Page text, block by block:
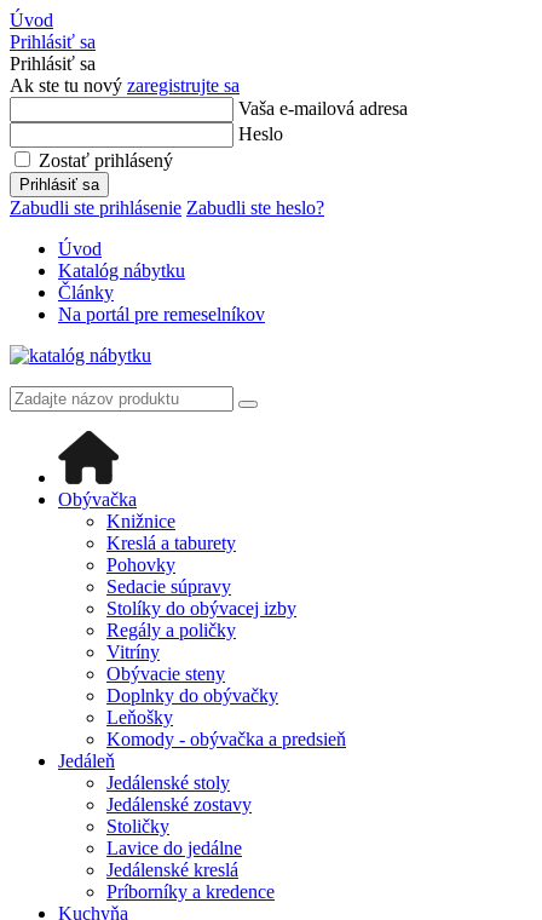
Úvod
Prihlásiť sa
Prihlásiť sa
Ak ste tu nový zaregistrujte sa
Vaša e-mailová adresa
Heslo
Zostať prihlásený
Prihlásiť sa
Zabudli ste prihlásenie Zabudli ste heslo?
Úvod
Katalóg nábytku
Články
Na portál pre remeselníkov
Obývačka
Knižnice
Kreslá a taburety
Pohovky
Sedacie súpravy
Stolíky do obývacej izby
Regály a poličky
Vitríny
Obývacie steny
Doplnky do obývačky
Leňošky
Komody - obývačka a predsieň
Jedáleň
Jedálenské stoly
Jedálenské zostavy
Stoličky
Lavice do jedálne
Jedálenské kreslá
Príborníky a kredence
Kuchyňa